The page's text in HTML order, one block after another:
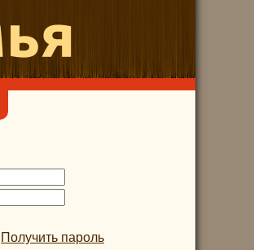
Получить пароль